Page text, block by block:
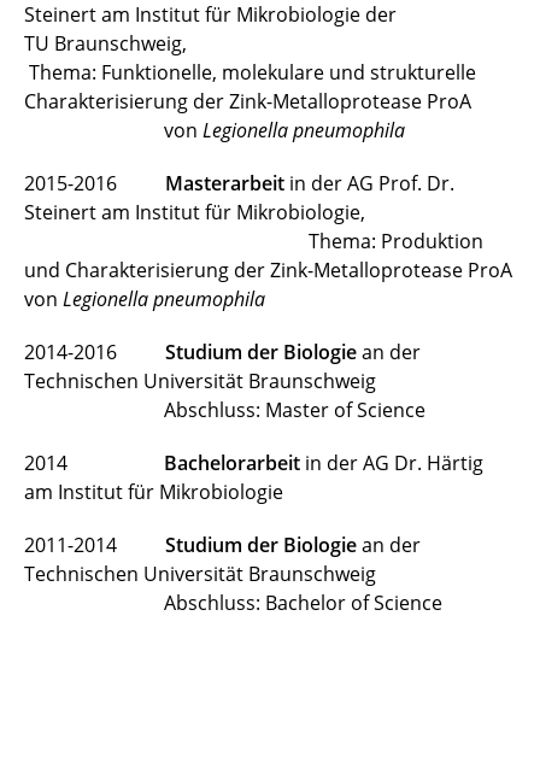
Steinert am Institut für Mikrobiologie der
TU Braunschweig,
Thema: Funktionelle, molekulare und strukturelle
Charakterisierung der Zink-Metalloprotease ProA
von Legionella pneumophila
2015-2016 Masterarbeit in der AG Prof. Dr.
Steinert am Institut für Mikrobiologie,
Thema: Produktion
und Charakterisierung der Zink-Metalloprotease ProA
von Legionella pneumophila
2014-2016 Studium der Biologiean der
Technischen Universität Braunschweig
Abschluss: Master of Science
2014 Bachelorarbeit in der AG Dr. Härtig
am Institut für Mikrobiologie
2011-2014 Studium der Biologiean der
Technischen Universität Braunschweig
Abschluss: Bachelor of Science